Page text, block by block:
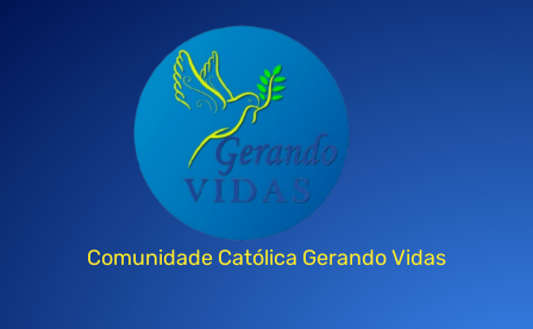
Comunidade Católica Gerando Vidas